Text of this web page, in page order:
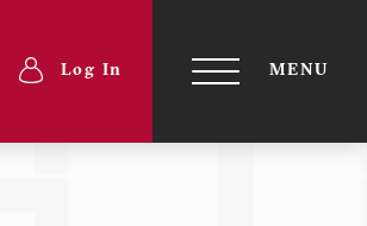
Menu
utente
Log In
TOGGLE
MENU